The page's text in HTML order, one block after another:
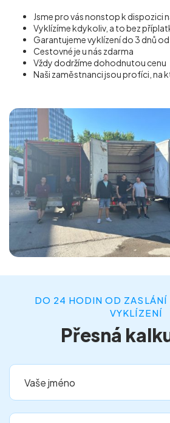
Jsme pro vás nonstop k dispozici
Vyklízíme kdykoliv, a to bez
Garantujeme vyklízení do 3 dnů
Cestovné je u nás zdarma
Vždy dodržíme dohodnutou cenu
Naši zaměstnanci jsou profíci, na
DO 24 HODIN OD ZASLÁNÍ
VYKLÍZENÍ
Přesná
Vaše jméno